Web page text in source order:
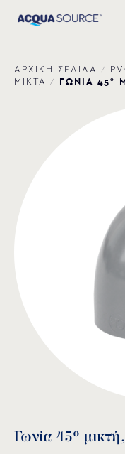
ΑΡΧΙΚΗ ΣΕΛΙΔΑ /
ΜΙΚΤΑ
/ ΓΩΝΙΑ 45°
Γωνία 45°